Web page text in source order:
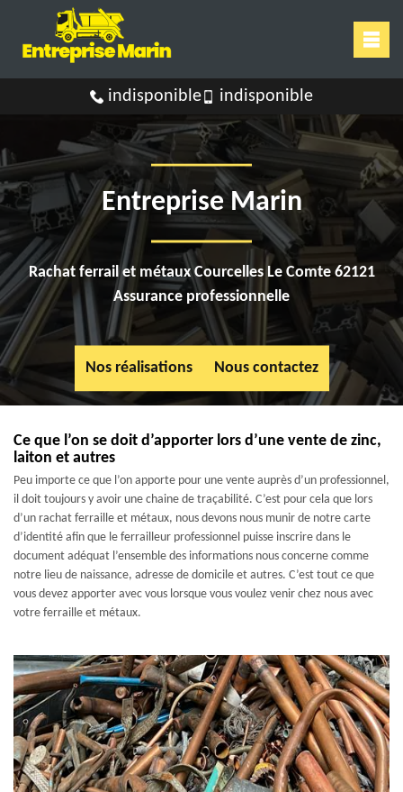
indisponible indisponible
Entreprise Marin
Rachat ferrail et métaux Courcelles Le Comte 62121
Assurance professionnelle
Nos réalisations Nous contactez
Ce que l’on se doit d’apporter lors d’une vente de zinc,
laiton et autres
Peu importe ce que l’on apporte pour une vente auprès d’un professionnel,
il doit toujours y avoir une chaine de traçabilité. C’est pour cela que lors
d’un rachat ferraille et métaux, nous devons nous munir de notre carte
d’identité afin que le ferrailleur professionnel puisse inscrire dans le
document adéquat l’ensemble des informations nous concerne comme
notre lieu de naissance, adresse de domicile et autres. C’est tout ce que
vous devez apporter avec vous lorsque vous voulez venir chez nous avec
votre ferraille et métaux.